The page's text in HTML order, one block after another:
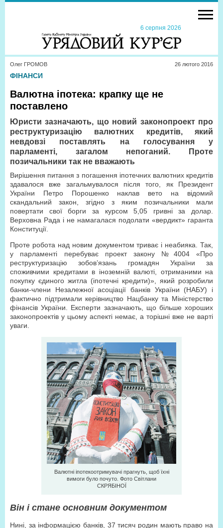
6 серпня 2026
Олег ГРОМОВ 26 лютого 2016
ФІНАНСИ
Валютна іпотека: крапку ще не
поставлено
Юристи зазначають, що новий законопроект про
реструктуризацію валютних кредитів, який
невдовзі поставлять на голосування у
парламенті, загалом непоганий. Проте
позичальники так не вважають
Вирішення питання з погашення іпотечних валютних кредитів
здавалося вже загальмувалося після того, як Президент
України Петро Порошенко наклав вето на відомий
скандальний закон, згідно з яким позичальники мали
повертати свої борги за курсом 5,05 гривні за долар.
Верховна Рада і не намагалася подолати «вердикт» гаранта
Конституції.
Проте робота над новим документом триває і неабияка. Так,
у парламенті перебуває проект закону №4004 «Про
реструктуризацію зобов’язань громадян України за
споживчими кредитами в іноземній валюті, отриманими на
покупку єдиного житла (іпотечні кредити)», який розробили
банки-члени Незалежної асоціації банків України (НАБУ) і
фактично підтримали керівництво Нацбанку та Міністерство
фінансів України. Експерти зазначають, що більше хороших
законопроектів у цьому аспекті немає, а торішні вже не варті
уваги.
Валютні іпотекоотримувачі прагнуть, щоб їхні
вимоги було почуто. Фото Світлани
СКРЯБІНОЇ
Він і стане основним документом
Нині, за інформацією банків, 37 тисяч родин мають право на